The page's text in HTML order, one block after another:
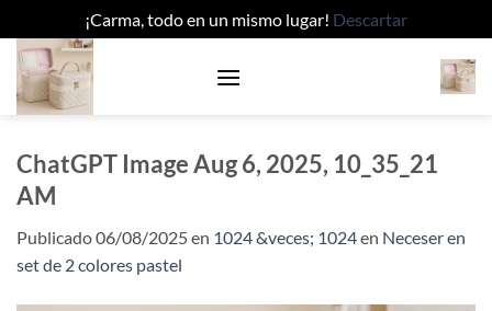
¡Carma, todo en un mismo lugar! Descartar
Saltar
contenido
ChatGPT Image Aug 6, 2025, 10_35_21
AM
Publicado06/08/2025en 1024 &veces; 1024en Neceser en
set de 2 colores pastel